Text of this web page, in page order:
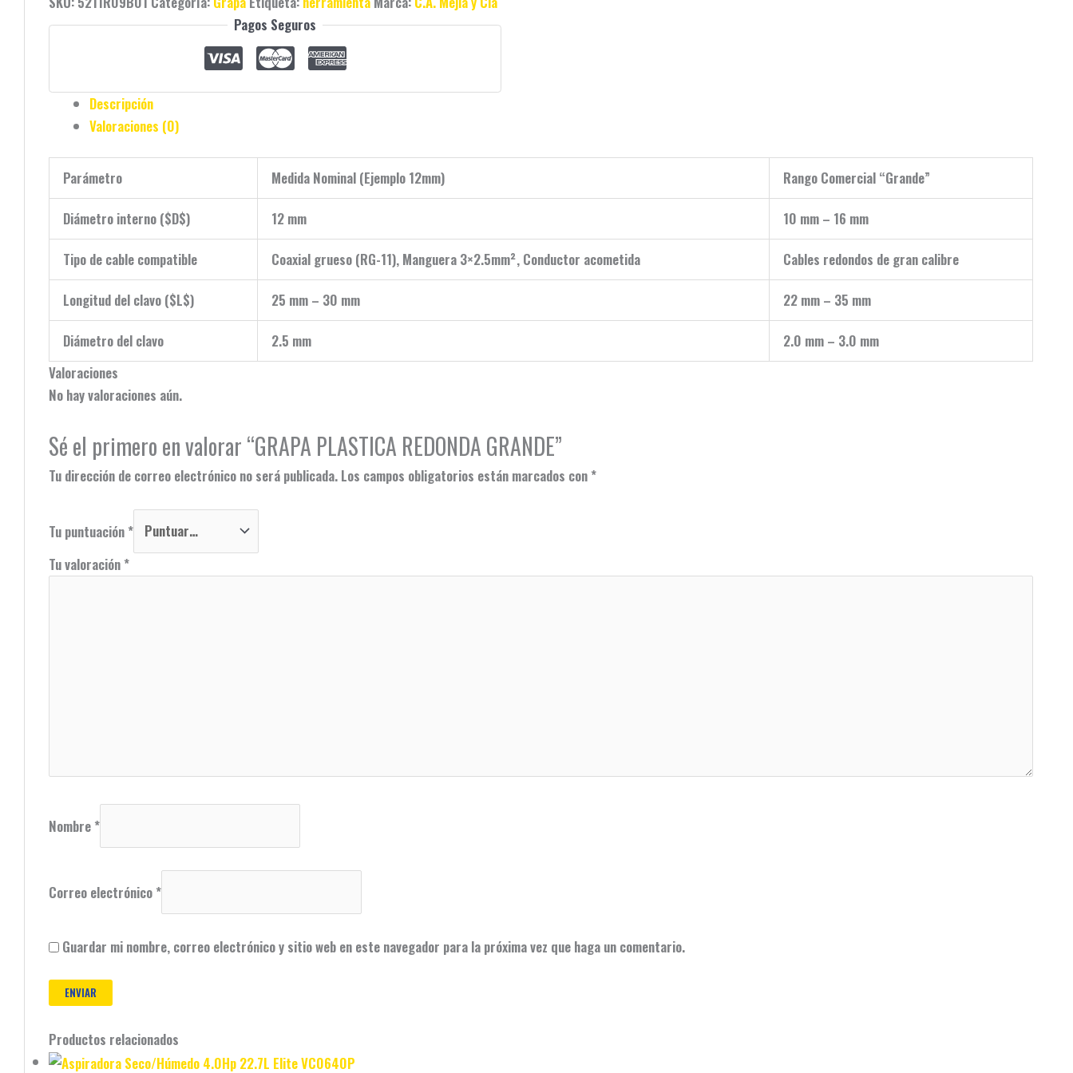
Pagos Seguros
Descripción
Valoraciones (0)
Parámetro Medida Nominal (Ejemplo 12mm) Rango Comercial “Grande”
Diámetro interno ($D$) 12 mm 10 mm – 16 mm
Tipo de cable compatible Coaxial grueso (RG-11), Manguera 3×2.5mm², Conductor acometida Cables redondos de gran calibre
Longitud del clavo ($L$) 25 mm – 30 mm 22 mm – 35 mm
Diámetro del clavo 2.5 mm
2.0 mm – 3.0 mm
Valoraciones
No hay valoraciones aún.
Sé el primero en valorar “GRAPA PLASTICA REDONDA GRANDE”
Tu dirección de correo electrónico no será publicada. Los campos obligatorios están marcados con *
Tu puntuación *
Tu valoración *
Nombre *
Correo electrónico *
Guardar mi nombre, correo electrónico y sitio web en este navegador para la próxima vez que haga un comentario.
Productos relacionados